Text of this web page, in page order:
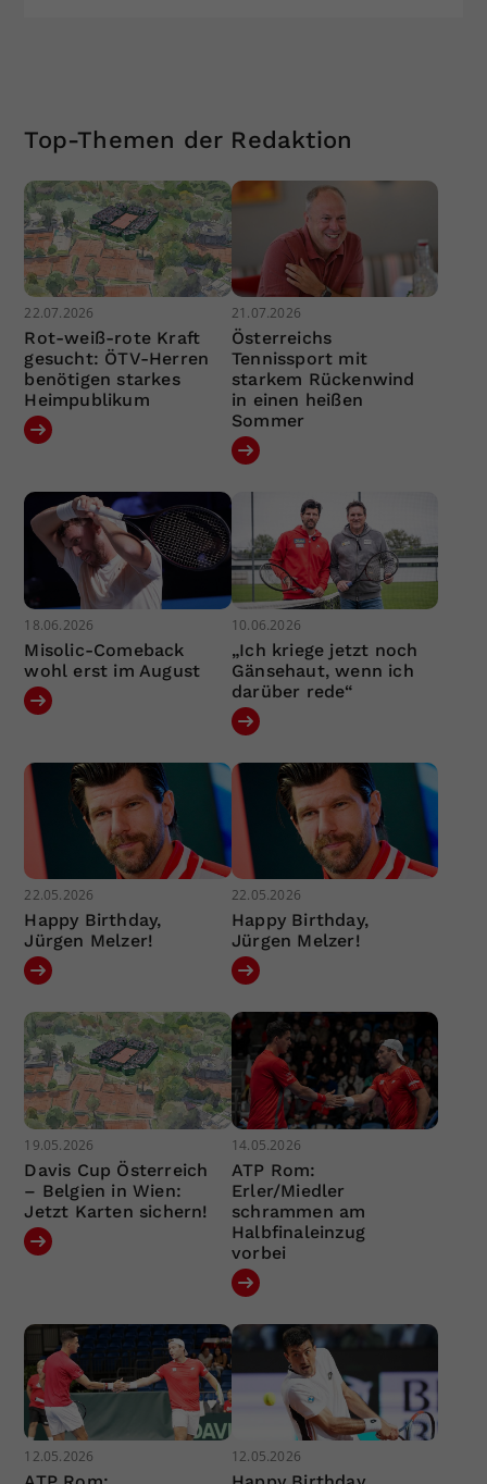
Top-Themen der Redaktion
22.07.2026
Rot-weiß-rote Kraft
gesucht: ÖTV-Herren
benötigen starkes
Heimpublikum
21.07.2026
Österreichs
Tennissport mit
starkem Rückenwind
in einen heißen
Sommer
18.06.2026
Misolic-Comeback
wohl erst im August
10.06.2026
„Ich kriege jetzt noch
Gänsehaut, wenn ich
darüber rede“
22.05.2026
Happy Birthday,
Jürgen Melzer!
22.05.2026
Happy Birthday,
Jürgen Melzer!
19.05.2026
Davis Cup Österreich
– Belgien in Wien:
Jetzt Karten sichern!
14.05.2026
ATP Rom:
Erler/Miedler
schrammen am
Halbfinaleinzug
vorbei
12.05.2026 12.05.2026